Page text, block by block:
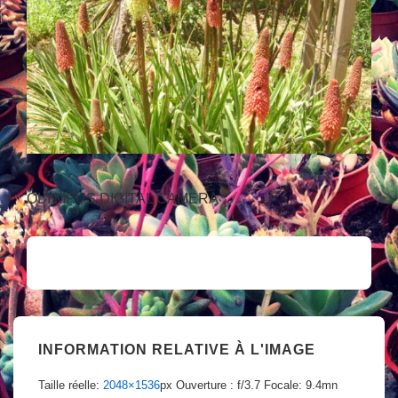
OLYMPUS DIGITAL CAMERA
INFORMATION RELATIVE À L'IMAGE
Taille réelle: 2048×1536px Ouverture : f/3.7 Focale: 9.4mn